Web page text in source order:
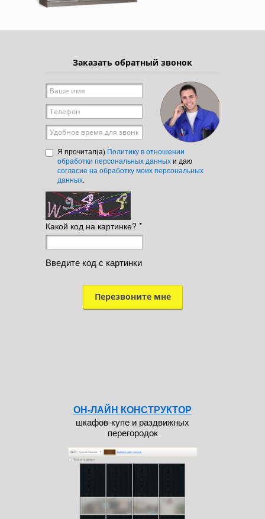
Заказать обратный звонок
Ваше имя
Телефон
Удобное время для звонка
Я прочитал(а) Политику в отношении
обработки персональных данныхи даю
согласие на обработку моих персональных
данных.
Какой код на картинке? *
Введите код с картинки
ОН-ЛАЙН КОНСТРУКТОР
шкафов-купе и раздвижных
перегородок